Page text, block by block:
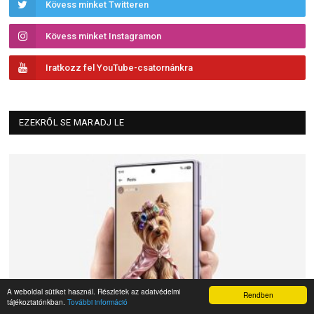
Rendben
A weboldal sütiket használ. Részletek az adatvédelmi
tájékoztatónkban. További információ
Kövess minket Twitteren
Kövess minket Instagramon
Iratkozz fel YouTube-csatornánkra
EZEKRŐL SE MARADJ LE